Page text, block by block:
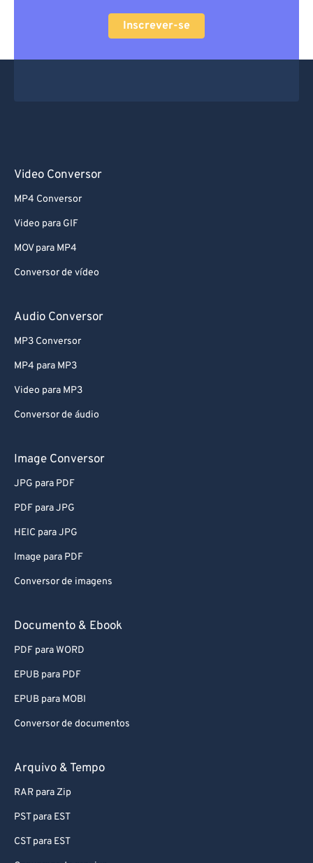
Inscrever-se
Video Conversor
MP4 Conversor
Video para GIF
MOV para MP4
Conversor de vídeo
Audio Conversor
MP3 Conversor
MP4 para MP3
Video para MP3
Conversor de áudio
Image Conversor
JPG para PDF
PDF para JPG
HEIC para JPG
Image para PDF
Conversor de imagens
Documento & Ebook
PDF para WORD
EPUB para PDF
EPUB para MOBI
Conversor de documentos
Arquivo & Tempo
RAR para Zip
PST para EST
CST para EST